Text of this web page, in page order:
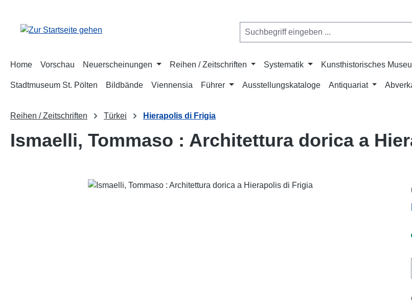
Home Vorschau Neuerscheinungen Reihen / Zeitschriften Systematik Kunsthistorisches
Stadtmuseum St. Pölten Bildbände Viennensia Führer Ausstellungskataloge Antiquariat
Reihen / Zeitschriften Türkei Hierapolis di Frigia
Ismaelli, Tommaso : Architettura dorica a
Bildergalerie überspringen